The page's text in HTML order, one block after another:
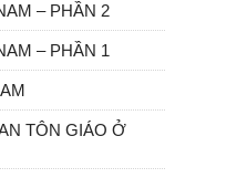
– PHẦN 2
– PHẦN 1
TÔN GIÁO Ở